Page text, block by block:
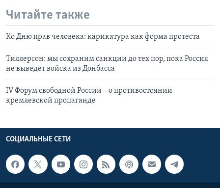
Читайте также
Ко Дню прав человека: карикатура как форма протеста
Тиллерсон: мы сохраним санкции до тех пор, пока Россия
не выведет войска из Донбасса
IV Форум свободной России – о противостоянии
кремлевской пропаганде
СОЦИАЛЬНЫЕ СЕТИ